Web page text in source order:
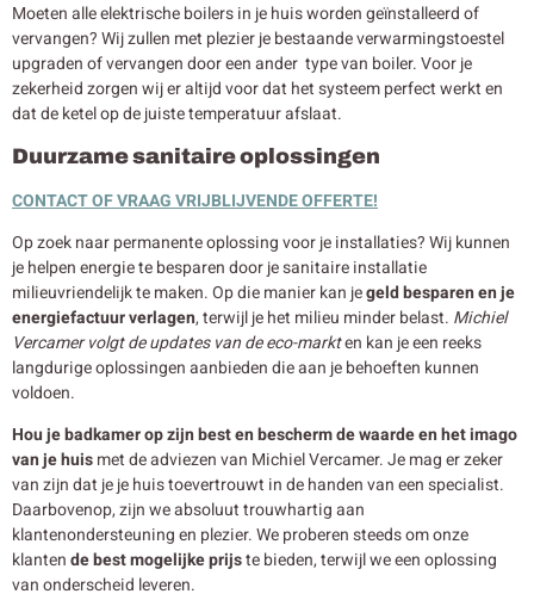
Moeten alle elektrische boilers in je huis worden geïnstalleerd of
vervangen? Wij zullen met plezier je bestaande verwarmingstoestel
upgraden of vervangen door een ander type van boiler. Voor je
zekerheid zorgen wij er altijd voor dat het systeem perfect werkt en
dat de ketel op de juiste temperatuur afslaat.
Duurzame sanitaire oplossingen
CONTACT OF VRAAG VRIJBLIJVENDE OFFERTE!
Op zoek naar permanente oplossing voor je installaties? Wij kunnen
je helpen energie te besparen door je sanitaire installatie
milieuvriendelijk te maken. Op die manier kan jegeld besparen en je
energiefactuur verlagen, terwijl je het milieu minder belast. Michiel
Vercamer volgt de updates van de eco-markten kan je een reeks
langdurige oplossingen aanbieden die aan je behoeften kunnen
voldoen.
Hou je badkamer op zijn best en bescherm de waarde en het imago
van je huismet de adviezen van Michiel Vercamer. Je mag er zeker
van zijn dat je je huis toevertrouwt in de handen van een specialist.
Daarbovenop, zijn we absoluut trouwhartig aan
klantenondersteuning en plezier. We proberen steeds om onze
klantende best mogelijke prijste bieden, terwijl we een oplossing
van onderscheid leveren.